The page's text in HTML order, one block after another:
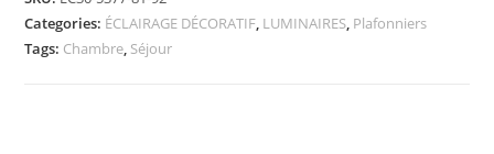
Categories: ÉCLAIRAGE DÉCORATIF, LUMINAIRES, Plafonniers
Tags: Chambre, Séjour